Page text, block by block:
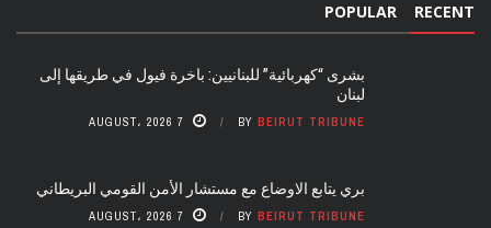
RECENT
POPULAR
بشرى “كهربائية” للبنانيين: باخرة فيول في طريقها إلى
لبنان
BY BEIRUT TRIBUNE 7 AUGUST، 2026
بري يتابع الاوضاع مع مستشار الأمن القومي البريطاني
BY BEIRUT TRIBUNE 7 AUGUST، 2026